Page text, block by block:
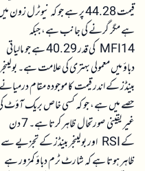
قیمت 44.28 پر ہے جو کہ نیوٹرل زون
ہے مگر گرنے کی جانب ہے، جبکہ
MFI14 کی قدر 40.29 ہے جو مالیاتی
دباؤ میں معمولی بہتری کی علامت ہے۔ بولینجر
بینڈز کے اندر قیمت کا موجودہ مقام درمیانے
حصے میں ہے، جو کہ کسی خاص بریک آؤٹ
غیر یقینی صورتحال ظاہر کرتا ہے۔ 7 دن
کے RSI اور بولینجر بینڈز کے تجزیے سے
ظاہر ہوتا ہے کہ شارٹ ٹرم دباؤ کمزور ہے